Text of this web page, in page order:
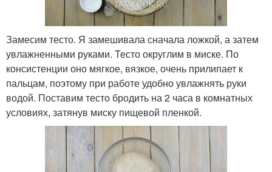
Замесим тесто. Я замешивала сначала ложкой, а затем
увлажненными руками. Тесто округлим в миске. По
консистенции оно мягкое, вязкое, очень прилипает к
пальцам, поэтому при работе удобно увлажнять руки
водой. Поставим тесто бродить на 2 часа в комнатных
условиях, затянув миску пищевой пленкой.